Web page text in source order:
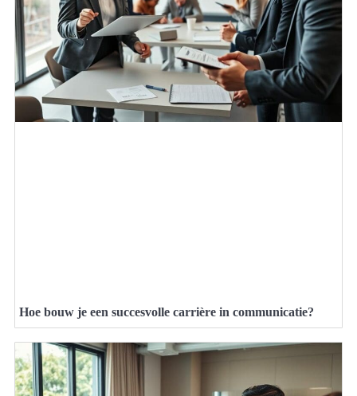
Hoe bouw je een succesvolle carrière in communicatie?